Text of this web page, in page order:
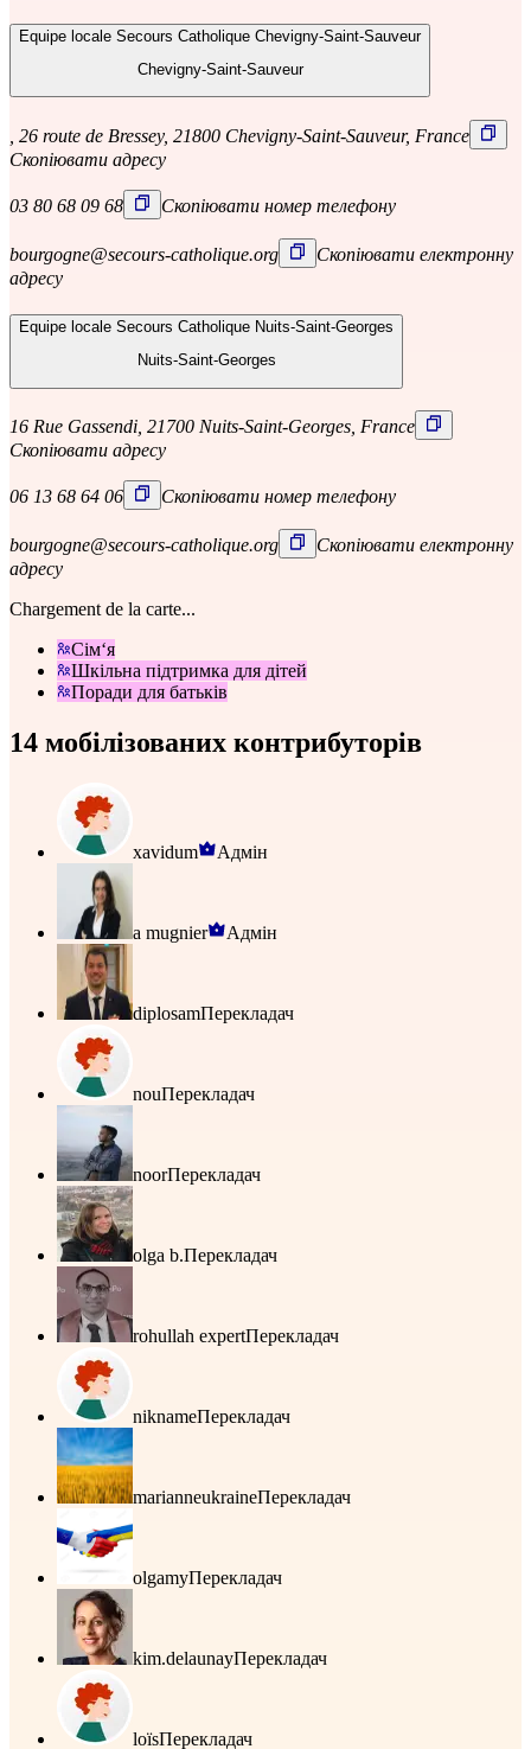
Equipe locale Secours Catholique Chevigny-Saint-Sauveur
Chevigny-Saint-Sauveur
, 26 route de Bressey, 21800 Chevigny-Saint-Sauveur, France
Скопіювати адресу
03 80 68 09 68 Скопіювати номер телефону
bourgogne@secours-catholique.org
Скопіювати електронну
адресу
Equipe locale Secours Catholique Nuits-Saint-Georges
Nuits-Saint-Georges
16 Rue Gassendi, 21700 Nuits-Saint-Georges, France
Скопіювати адресу
06 13 68 64 06 Скопіювати номер телефону
bourgogne@secours-catholique.org
Скопіювати електронну
адресу
Chargement de la carte...
Сім‘я
Шкільна підтримка для дітей
Поради для батьків
14 мобілізованих контрибуторів
xavidum Адмін
a mugnier Адмін
diplosamПерекладач
nouПерекладач
noorПерекладач
olga b.Перекладач
rohullah expertПерекладач
niknameПерекладач
marianneukraineПерекладач
olgamyПерекладач
kim.delaunayПерекладач
loïsПерекладач